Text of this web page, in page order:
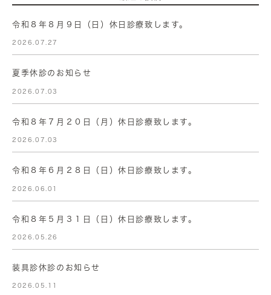
令和８年８月９日（日）休日診療致します。
2026.07.27
夏季休診のお知らせ
2026.07.03
令和８年７月２０日（月）休日診療致します。
2026.07.03
令和８年６月２８日（日）休日診療致します。
2026.06.01
令和８年５月３１日（日）休日診療致します。
2026.05.26
装具診休診のお知らせ
2026.05.11